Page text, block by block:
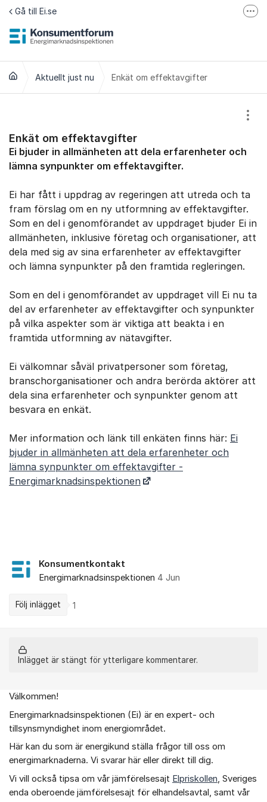
Hoppa till innehåll
Gå till Ei.se
Jämför elavtal på Elpriskollen.se
Aktuellt just nu Enkät om effektavgifter
Enkät om effektavgifter
Ei bjuder in allmänheten att dela erfarenheter och
lämna synpunkter om effektavgifter.
Ei har fått i uppdrag av regeringen att utreda och ta
fram förslag om en ny utformning av effektavgifter.
Som en del i genomförandet av uppdraget bjuder Ei in
allmänheten, inklusive företag och organisationer, att
dela med sig av sina erfarenheter av effektavgifter
och lämna synpunkter på den framtida regleringen.
Som en del i genomförandet av uppdraget vill Ei nu ta
del av erfarenheter av effektavgifter och synpunkter
på vilka aspekter som är viktiga att beakta i en
framtida utformning av nätavgifter.
Ei välkomnar såväl privatpersoner som företag,
branschorganisationer och andra berörda aktörer att
dela sina erfarenheter och synpunkter genom att
besvara en enkät.
Mer information och länk till enkäten finns här: Ei
bjuder in allmänheten att dela erfarenheter och
lämna synpunkter om effektavgifter -
Energimarknadsinspektionen
Konsumentkontakt
Energimarknadsinspektionen 4 Jun
Följ inlägget 1
Inlägget är stängt för ytterligare kommentarer.
Om forumet
Välkommen!
Energimarknadsinspektionen (Ei) är en expert- och
tillsynsmyndighet inom energiområdet.
Här kan du som är energikund ställa frågor till oss om
energimarknaderna. Vi svarar här eller direkt till dig.
Vi vill också tipsa om vår jämförelsesajt Elpriskollen, Sveriges
enda oberoende jämförelsesajt för elhandelsavtal, samt vår